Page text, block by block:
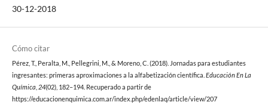
30-12-2018
Cómo citar
Pérez, T., Peralta, M., Pellegrini, M., & Moreno, C. (2018). Jornadas para estudiantes
ingresantes: primeras aproximaciones a la alfabetización científica.Educación En La
Química,24(02), 182–194. Recuperado a partir de
https://educacionenquimica.com.ar/index.php/edenlaq/article/view/207